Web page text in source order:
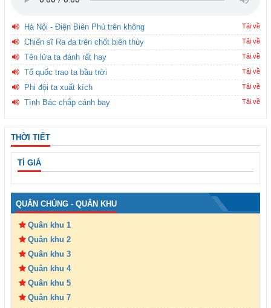
Hà Nội - Điện Biên Phủ trên không Tải về
Chiến sĩ Ra đa trên chốt biên thùy Tải về
Tên lửa ta đánh rất hay Tải về
Tổ quốc trao ta bầu trời Tải về
Phi đội ta xuất kích Tải về
Tình Bác chắp cánh bay Tải về
THỜI TIẾT
TỈ GIÁ
QUÂN CHỦNG - QUÂN KHU
Quân khu 1
Quân khu 2
Quân khu 3
Quân khu 4
Quân khu 5
Quân khu 7